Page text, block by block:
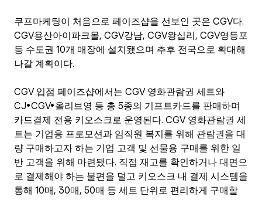
쿠프마케팅이 처음으로 페이즈샵을 선보인 곳은 CGV다.
CGV용산아이파크몰, CGV강남, CGV왕십리, CGV영등포
등 수도권 10개 매장에 설치됐으며 추후 전국으로 확대해
나갈 계획이다.
CGV 입점 페이즈샵에서는 CGV 영화관람권 세트와
CJ•CGV•올리브영 등 총 5종의 기프트카드를 판매하며
카드결제 전용 키오스크로 운영된다. CGV 영화관람권 세
트는 기업용 프로모션과 임직원 복지를 위해 관람권을 대
량 구매하고자 하는 기업 고객 및 선물용 구매를 위한 일
반 고객을 위해 마련됐다. 직접 재고를 확인하거나 대면으
로 결제해야 하는 불편을 덜고 키오스크 내 결제 시스템을
통해 10매, 30매, 50매 등 세트 단위로 편리하게 구매할